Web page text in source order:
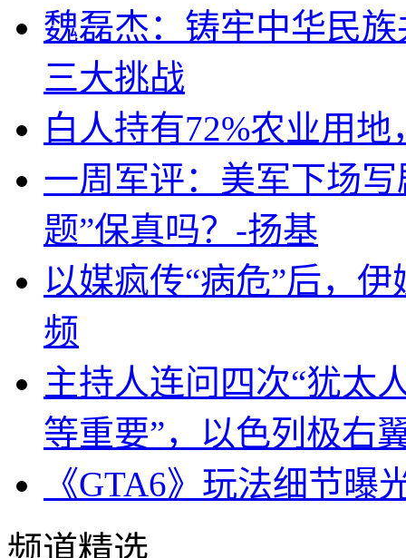
魏磊杰：铸牢中华民
三大挑战
白人持有72%农业用
一周军评：美军下场
题”保真吗？-扬基
以媒疯传“病危”后，
频
主持人连问四次“犹太
等重要”，以色列极右
《GTA6》玩法细节
频道精选